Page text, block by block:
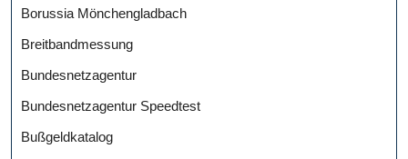
Borussia Mönchengladbach
Breitbandmessung
Bundesnetzagentur
Bundesnetzagentur Speedtest
Bußgeldkatalog